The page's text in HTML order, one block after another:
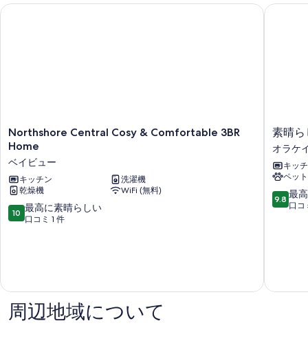
Northshore
Central
&
Comfortable
3BR
Home
ベ
Northshore Central Cosy & Comfortable 3BR
Home
ベイビュー
キッチン
洗濯機
乾燥機
WiFi (無料)
10
段
に
素
晴
10 最高に素晴らしい
口コミ 1 件
Northshore Central Cosy & Comfortable 3BR Home
素
晴
ら
し
い
ミ
ッ
テ
素晴ら
オラケ
キッ
ペッ
10
段
素
9.8 最
口コ
素晴ら
周辺地域について